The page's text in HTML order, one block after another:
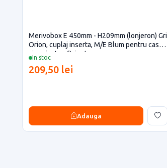
In stoc
Merivobox E 450mm - H209mm (lonjeron) Gri
Orion, cuplaj inserta, M/E Blum pentru casa
si proiecte eficiente
209,50 lei
Adauga